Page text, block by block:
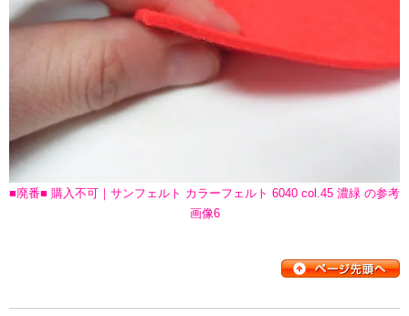
■廃番■ 購入不可｜サンフェルト カラーフェルト 6040 col.45 濃緑 の参考
画像6